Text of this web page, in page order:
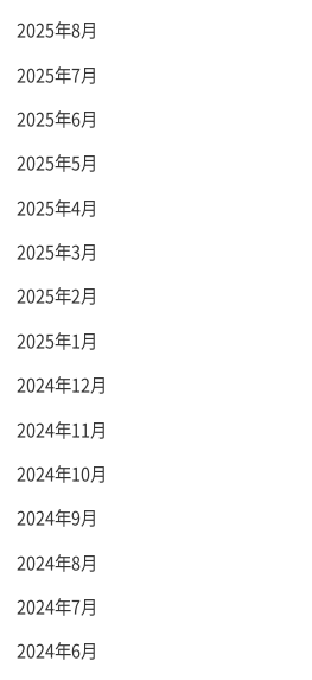
2025年8月
2025年7月
2025年6月
2025年5月
2025年4月
2025年3月
2025年2月
2025年1月
2024年12月
2024年11月
2024年10月
2024年9月
2024年8月
2024年7月
2024年6月